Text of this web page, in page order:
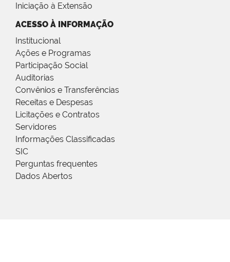
Iniciação à Extensão
ACESSO À INFORMAÇÃO
Institucional
Ações e Programas
Participação Social
Auditorias
Convênios e Transferências
Receitas e Despesas
Licitações e Contratos
Servidores
Informações Classificadas
SIC
Perguntas frequentes
Dados Abertos